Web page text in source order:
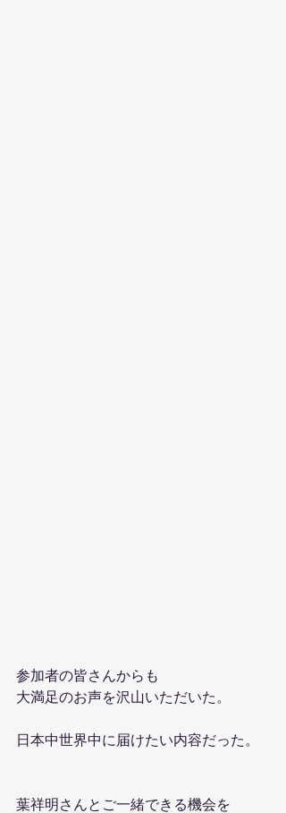
参加者の皆さんからも
大満足のお声を沢山いただいた。
日本中世界中に届けたい内容だった。
葉祥明さんとご一緒できる機会を